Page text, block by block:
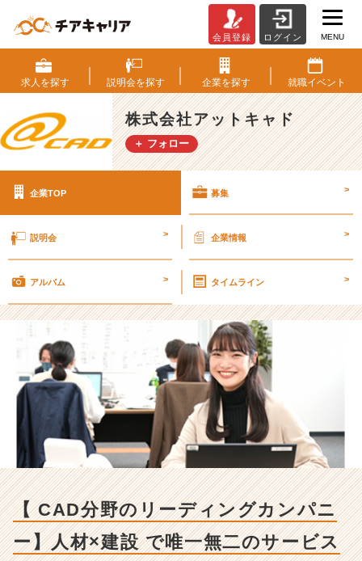
式
会
社
ア
ッ
ト
の
求
D
の
ー
デ
ン
グ
カ
ン
会員登録 ログイン MENU
求人を探す 説明会を探す 企業を探す 就職イベント
株式会社アットキャド
＋ フォロー
企業TOP 募集 >
説明会 > 企業情報 >
アルバム > タイムライン >
【 CAD分野のリーディングカンパニ
ー】人材×建設 で唯一無二のサービス